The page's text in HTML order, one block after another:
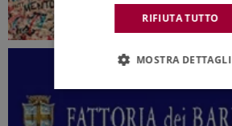
RIFIUTA TUTTO
MOSTRA DETTAGLI